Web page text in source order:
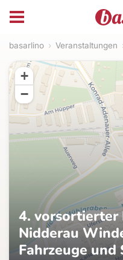
basarlino › Veranstaltungen
4.
Nidderau
Fahrzeuge und
+
−